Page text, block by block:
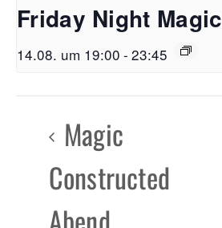
Friday Night Magic
14.08. um 19:00 - 23:45
Magic
Constructed